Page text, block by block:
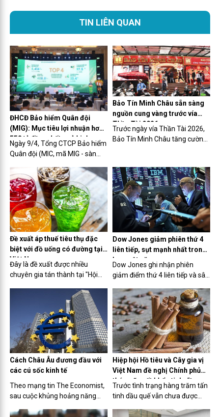
TIN LIÊN QUAN
ĐHCĐ Bảo hiểm Quân đội
(MIG): Mục tiêu lợi nhuận hơn
550 tỷ đồng, kết quả kinh
doanh quý I/2026 tích cực
Ngày 9/4, Tổng CTCP Bảo hiểm
Quân đội (MIC, mã MIG - sàn
cổ đông thường niên 2026
(ĐHCĐ) và thông qua hầu hết
mọi tờ trình.
Bảo Tín Minh Châu sẵn sàng
nguồn cung vàng trước vía
Thần Tài 2026
Trước ngày vía Thần Tài 2026,
Bảo Tín Minh Châu tăng cường
dịch nhằm đáp ứng nhu cầu
mua vàng cầu may, tích lũy tài
sản của người dân trong bối
cảnh giá vàng biến động.
Đề xuất áp thuế tiêu thụ đặc
biệt với đồ uống có đường tại
Việt Nam
Đây là đề xuất được nhiều
chuyên gia tán thành tại "Hội
báo chí về tác hại của đồ uống
có đường đối với sức khoẻ và
vai trò của chính sách thuế
trong kiểm soát tiêu dùng"
được tổ chức sáng nay (5/4) tại
Hà Nội.
Dow Jones giảm phiên thứ 4
liên tiếp, sụt mạnh nhất trong
hơn một năm
Dow Jones ghi nhận phiên
giảm điểm thứ 4 liên tiếp và sâu
dầu tăng vọt và thị trường lo
ngại Fed sẽ chưa vội cắt giảm
lãi suất.
Cách Châu Âu đương đầu với
các cú sốc kinh tế
Theo mạng tin The Economist,
sau cuộc khủng hoảng năng
Hiệp hội Hồ tiêu và Cây gia vị
Việt Nam đề nghị Chính phủ
tháo gỡ xuất khẩu tinh dầu
Trước tình trạng hàng trăm tấn
tinh dầu quế vẫn chưa được